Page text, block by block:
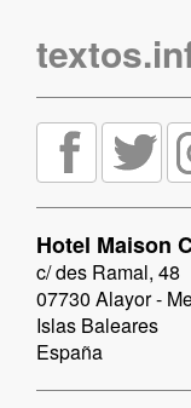
Hotel Maison
c/ des Ramal, 48
07730 Alayor -
Islas Baleares
España